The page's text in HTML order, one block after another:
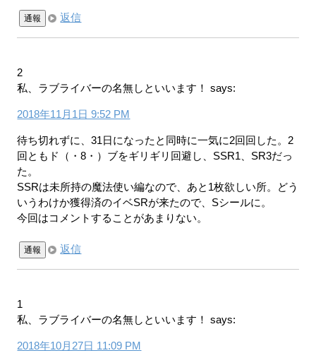
通報 返信
2
私、ラブライバーの名無しといいます！
says:
2018年11月1日 9:52 PM
待ち切れずに、31日になったと同時に一気に2回回した。2
回ともド（・8・）ブをギリギリ回避し、SSR1、SR3だっ
た。
SSRは未所持の魔法使い編なので、あと1枚欲しい所。どう
いうわけか獲得済のイベSRが来たので、Sシールに。
今回はコメントすることがあまりない。
通報 返信
1
私、ラブライバーの名無しといいます！
says:
2018年10月27日 11:09 PM